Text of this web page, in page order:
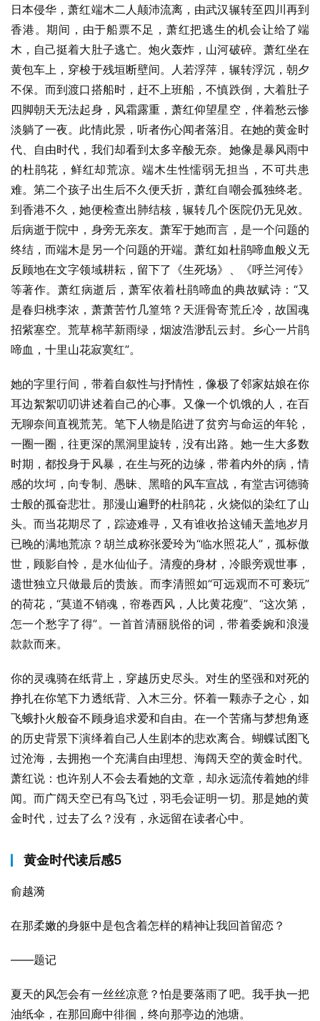
日本侵华，萧红端木二人颠沛流离，由武汉辗转至四川再到
香港。期间，由于船票不足，萧红把逃生的机会让给了端
木，自己挺着大肚子逃亡。炮火轰炸，山河破碎。萧红坐在
黄包车上，穿梭于残垣断壁间。人若浮萍，辗转浮沉，朝夕
不保。而到渡口搭船时，赶不上班船，不慎跌倒，大着肚子
四脚朝天无法起身，风霜露重，萧红仰望星空，伴着愁云惨
淡躺了一夜。此情此景，听者伤心闻者落泪。在她的黄金时
代、自由时代，我们却看到太多辛酸无奈。她像是暴风雨中
的杜鹃花，鲜红却荒凉。端木生性懦弱无担当，不可共患
难。第二个孩子出生后不久便夭折，萧红自嘲会孤独终老。
到香港不久，她便检查出肺结核，辗转几个医院仍无见效。
后病逝于院中，身旁无亲友。萧军于她而言，是一个问题的
终结，而端木是另一个问题的开端。萧红如杜鹃啼血般义无
反顾地在文字领域耕耘，留下了《生死场》、《呼兰河传》
等著作。萧红病逝后，萧军依着杜鹃啼血的典故赋诗：“又
是春归桃李浓，萧萧苦竹几篁筇？天涯骨寄荒丘冷，故国魂
招紫塞空。荒草棉芊新雨绿，烟波浩渺乱云封。乡心一片鹃
啼血，十里山花寂寞红”。
她的字里行间，带着自叙性与抒情性，像极了邻家姑娘在你
耳边絮絮叨叨讲述着自己的心事。又像一个饥饿的人，在百
无聊奈间直视荒芜。笔下人物是陷进了贫穷与命运的年轮，
一圈一圈，往更深的黑洞里旋转，没有出路。她一生大多数
时期，都投身于风暴，在生与死的边缘，带着内外的病，情
感的坎坷，向专制、愚昧、黑暗的风车宣战，有堂吉诃德骑
士般的孤奋悲壮。那漫山遍野的杜鹃花，火烧似的染红了山
头。而当花期尽了，踪迹难寻，又有谁收拾这铺天盖地岁月
已晚的满地荒凉？胡兰成称张爱玲为“临水照花人”，孤标傲
世，顾影自怜，是水仙仙子。清瘦的身材，冷眼旁观世事，
遗世独立只做最后的贵族。而李清照如“可远观而不可亵玩”
的荷花，“莫道不销魂，帘卷西风，人比黄花瘦”、“这次第，
怎一个愁字了得”。一首首清丽脱俗的词，带着委婉和浪漫
款款而来。
你的灵魂骑在纸背上，穿越历史尽头。对生的坚强和对死的
挣扎在你笔下力透纸背、入木三分。怀着一颗赤子之心，如
飞蛾扑火般奋不顾身追求爱和自由。在一个苦痛与梦想角逐
的历史背景下演绎着自己人生剧本的悲欢离合。蝴蝶试图飞
过沧海，去拥抱一个充满自由理想、海阔天空的黄金时代。
萧红说：也许别人不会去看她的文章，却永远流传着她的绯
闻。而广阔天空已有鸟飞过，羽毛会证明一切。那是她的黄
金时代，过去了么？没有，永远留在读者心中。
黄金时代读后感5
俞越漪
在那柔嫩的身躯中是包含着怎样的精神让我回首留恋？
——题记
夏天的风怎会有一丝丝凉意？怕是要落雨了吧。我手执一把
油纸伞，在那回廊中徘徊，终向那亭边的池塘。